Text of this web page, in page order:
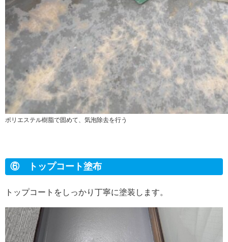
ポリエステル樹脂で固めて、気泡除去を行う
⑥ トップコート塗布
トップコートをしっかり丁寧に塗装します。